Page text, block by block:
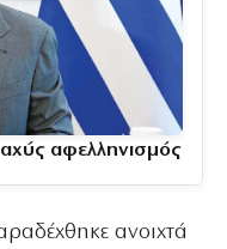
αφελληνισμός
ανοιχτά